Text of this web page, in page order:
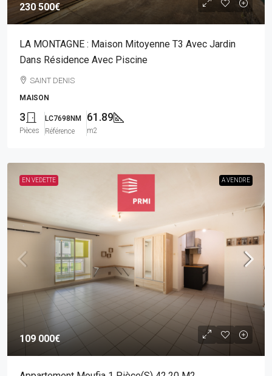
230 500€
LA MONTAGNE : Maison Mitoyenne T3 Avec Jardin
Dans Résidence Avec Piscine
SAINT DENIS
MAISON
3
Pièces
LC7698NM
Référence
61.89
m2
EN VEDETTE A VENDRE
109 000€